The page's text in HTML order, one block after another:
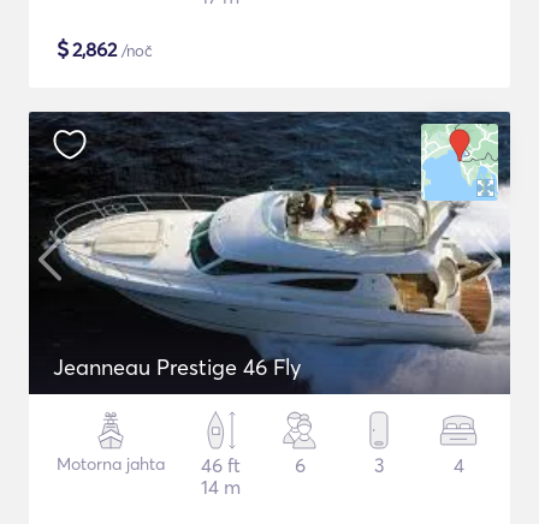
$2,862/noč
Jeanneau Prestige 46 Fly
Motorna jahta
46 ft
14 m
6 3 4